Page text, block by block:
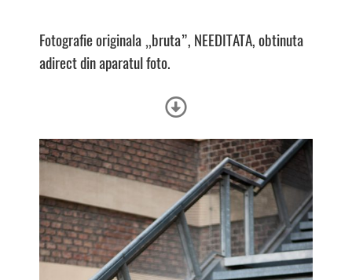
Fotografie originala „bruta”, NEEDITATA, obtinuta
adirect din aparatul foto.